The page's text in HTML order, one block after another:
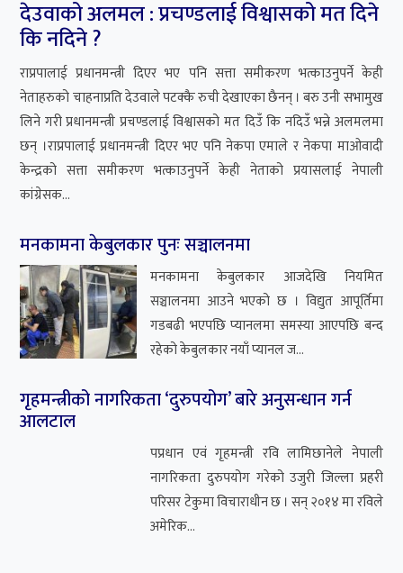
रहेको केबुलकार नयाँ प्यानल ज...
गृहमन्त्रीको नागरिकता ‘दुरुपयोग’ बारे अनुसन्धान गर्न
आलटाल
पप्रधान एवं गृहमन्त्री रवि लामिछानेले नेपाली
नागरिकता दुरुपयोग गरेको उजुरी जिल्ला प्रहरी
परिसर टेकुमा विचाराधीन छ । सन् २०१४ मा रविले
भारत-चीनको रणनीतिक स्वार्थको शिकार हुनसक्छ
पोखरा विमानस्थल
बुद्ध एयर १७ पुसमा उद्घाटन भएको पोखरा
अन्तर्राष्ट्रिय विमानस्थलबाट तुरुन्तै भारतको
बुद्धले पोखरा–...
बीबीएस चौथो वर्षको उत्तरपुस्तिका हराएको भन्दै एक
त्रिभुवन विश्वविद्यालय, परीक्षा नियन्त्रण कार्यलयले
चार वर्षे बीबीएस कार्यक्रमको चौथो वर्षको ‘बिज्नेस